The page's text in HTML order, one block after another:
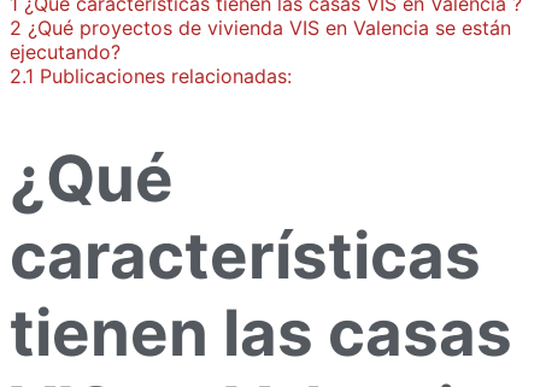
2 ¿Qué proyectos de vivienda VIS en Valencia se están
ejecutando?
2.1 Publicaciones relacionadas:
¿Qué
características
tienen las casas